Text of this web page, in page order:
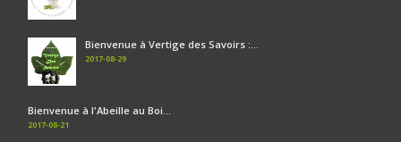
Bienvenue à Vertige des Savoirs :...
2017-08-29
Bienvenue à l'Abeille au Boi...
2017-08-21